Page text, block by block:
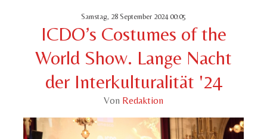
Samstag, 28 September 2024 00:05
ICDO’s Costumes of the
World Show. Lange Nacht
der Interkulturalität '24
Von Redaktion